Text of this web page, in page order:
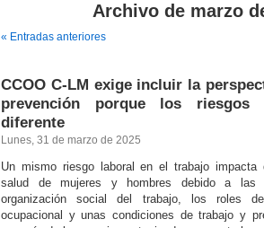
Archivo de marzo
« Entradas anteriores
CCOO C-LM exige incluir la
prevención porque los riesgos
diferente
Lunes, 31 de marzo de 2025
Un mismo riesgo laboral en el trabajo impacta
salud de mujeres y hombres debido a las
organización social del trabajo, los roles
ocupacional y unas condiciones de trabajo y